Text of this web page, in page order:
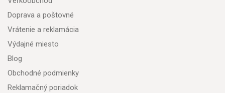
Doprava a poštovné
Vrátenie a reklamácia
Výdajné miesto
Blog
Obchodné podmienky
Reklamačný poriadok